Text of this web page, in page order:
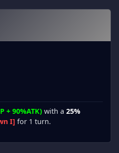
+ 90%ATK) with a 25%
I] for 1 turn.